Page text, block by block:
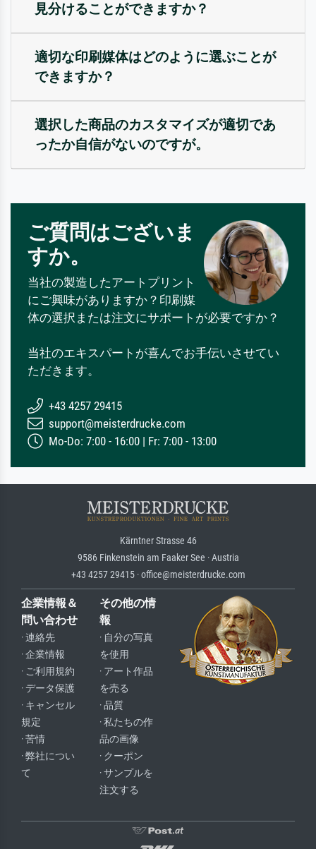
見分けることができますか？
適切な印刷媒体はどのように選ぶことが
できますか？
選択した商品のカスタマイズが適切であ
ったか自信がないのですが。
ご質問はございま
すか。
当社の製造したアートプリント
にご興味がありますか？印刷媒
体の選択または注文にサポートが必要ですか？
当社のエキスパートが喜んでお手伝いさせてい
ただきます。
+43 4257 29415
support@meisterdrucke.com
Mo-Do: 7:00 - 16:00 | Fr: 7:00 - 13:00
Kärntner Strasse 46
9586 Finkenstein am Faaker See · Austria
+43 4257 29415 · office@meisterdrucke.com
企業情報＆
問い合わせ
· 連絡先
· 企業情報
· ご利用規約
· データ保護
· キャンセル
規定
· 苦情
· 弊社につい
て
その他の情
報
· 自分の写真
を使用
· アート作品
を売る
· 品質
· 私たちの作
品の画像
· クーポン
· サンプルを
注文する